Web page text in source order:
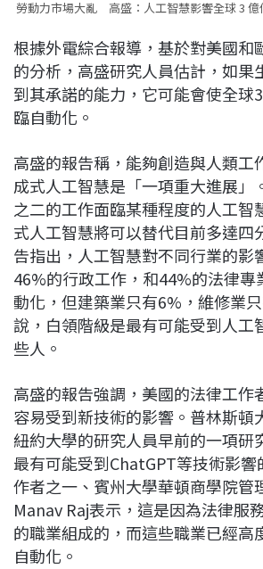
勞動力市場大亂 高盛：人工智慧影響全球 3 億
根據外電綜合報導，基於對美國和
的分析，高盛研究人員估計，如果
到其承諾的能力，它可能會使全球
臨自動化。
高盛的報告稱，能夠創造與人類工
成式人工智慧是「一項重大進展」
之二的工作面臨某種程度的人工智
式人工智慧將可以替代目前多達四
告指出，人工智慧對不同行業的影
46%的行政工作，和44%的法律專
動化，但建築業只有6%，維修業
說，白領階級是最有可能受到人工
些人。
高盛的報告強調，美國的法律工作
容易受到新技術的影響。普林斯頓
紐約大學的研究人員早前的一項研
最有可能受到ChatGPT等技術影
作者之一、賓州大學華頓商學院管
Manav Raj表示，這是因為法律服
的職業組成的，而這些職業已經高
自動化。